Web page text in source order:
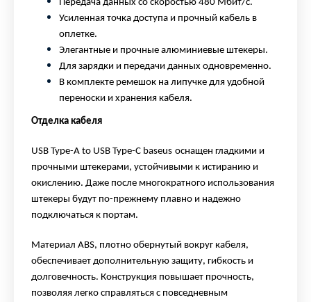
Передача данных со скоростью 480 Мбит/с.
Усиленная точка доступа и прочный кабель в
оплетке.
Элегантные и прочные алюминиевые штекеры.
Для зарядки и передачи данных одновременно.
В комплекте ремешок на липучке для удобной
переноски и хранения кабеля.
Отделка кабеля
USB Type-A to USB Type-C baseus оснащен гладкими и
прочными штекерами, устойчивыми к истиранию и
окислению. Даже после многократного использования
штекеры будут по-прежнему плавно и надежно
подключаться к портам.
Материал ABS, плотно обернутый вокруг кабеля,
обеспечивает дополнительную защиту, гибкость и
долговечность. Конструкция повышает прочность,
позволяя легко справляться с повседневным